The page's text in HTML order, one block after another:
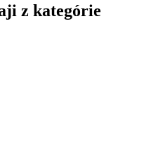
z kategórie